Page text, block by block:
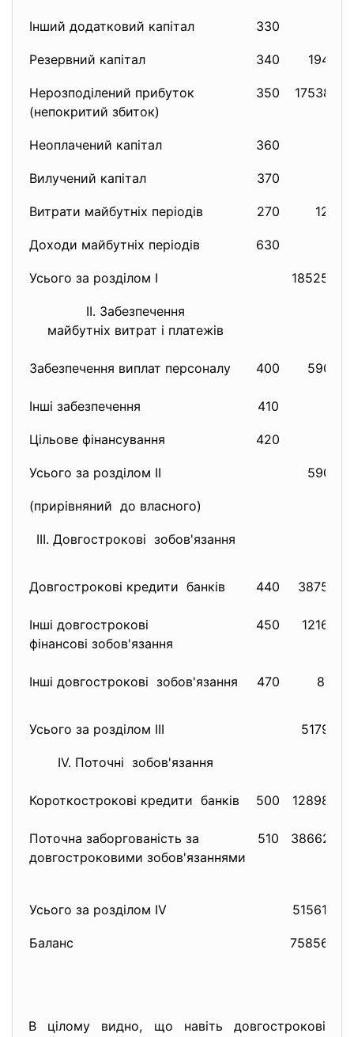
Інший додатковий капітал 330
Резервний капітал 340 19497
Нерозподілений прибуток
(непокритий збиток)
350 1753841
Неоплачений капітал 360
Вилучений капітал 370
Витрати майбутніх періодів 270 1200
Доходи майбутніх періодів 630
Усього за розділом I 1852526
II. Забезпечення
майбутніх витрат і платежів
Забезпечення виплат персоналу 400 59010
Інші забезпечення 410
Цільове фінансування 420
Усього за розділом II 59010
(прирівняний до власного)
III. Довгострокові зобов'язання
Довгострокові кредити банків 440 387582
Інші довгострокові
фінансові зобов'язання
450 121620
Інші довгострокові зобов'язання 470 8771
Усього за розділом III 517973
IV. Поточні зобов'язання
Короткострокові кредити банків 500 1289872
Поточна заборгованість за
довгостроковими зобов'язаннями
510 3866274
Усього за розділом IV 5156146
Баланс 7585655
В цілому видно, що навіть довгострокові